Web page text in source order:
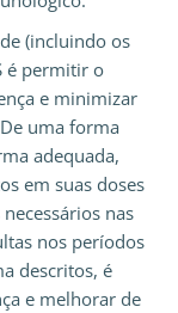
(incluindo os
é permitir o
e minimizar
uma forma
adequada,
em suas doses
nas
nos períodos
descritos, é
e melhorar de